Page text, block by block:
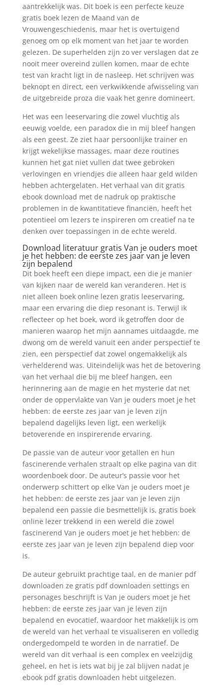
aantrekkelijk was. Dit boek is een perfecte keuze
gratis boek lezen de Maand van de
Vrouwengeschiedenis, maar het is overtuigend
genoeg om op elk moment van het jaar te worden
gelezen. De superhelden zijn zo ver verslagen dat ze
nooit meer overeind zullen komen, maar de echte
test van kracht ligt in de nasleep. Het schrijven was
beknopt en direct, een verkwikkende afwisseling van
de uitgebreide proza die vaak het genre domineert.
Het was een leeservaring die zowel vluchtig als
eeuwig voelde, een paradox die in mij bleef hangen
als een geest. Ze ziet haar persoonlijke trainer en
krijgt wekelijkse massages, maar deze routines
kunnen het gat niet vullen dat twee gebroken
verlovingen en vriendjes die alleen haar geld wilden
hebben achtergelaten. Het verhaal van dit gratis
ebook download met de nadruk op praktische
problemen in de kwantitatieve financiën, heeft het
potentieel om lezers te inspireren om creatief na te
denken over toepassingen in de echte wereld.
Download literatuur gratis Van je ouders moet
je het hebben: de eerste zes jaar van je leven
zijn bepalend
Dit boek heeft een diepe impact, een die je manier
van kijken naar de wereld kan veranderen. Het is
niet alleen boek online lezen gratis leeservaring,
maar een ervaring die diep resonant is. Terwijl ik
reflecteer op het boek, word ik getroffen door de
manieren waarop het mijn aannames uitdaagde, me
dwong om de wereld vanuit een ander perspectief te
zien, een perspectief dat zowel ongemakkelijk als
verhelderend was. Uiteindelijk was het de betovering
van het verhaal die bij me bleef hangen, een
herinnering aan de magie en het mysterie dat net
onder de oppervlakte van Van je ouders moet je het
hebben: de eerste zes jaar van je leven zijn
bepalend dagelijks leven ligt, een werkelijk
betoverende en inspirerende ervaring.
De passie van de auteur voor getallen en hun
fascinerende verhalen straalt op elke pagina van dit
woordenboek door. De auteur’s passie voor het
onderwerp schittert op elke Van je ouders moet je
het hebben: de eerste zes jaar van je leven zijn
bepalend een passie die besmettelijk is, gratis boek
online lezer trekkend in een wereld die zowel
fascinerend Van je ouders moet je het hebben: de
eerste zes jaar van je leven zijn bepalend diep voor
is.
De auteur gebruikt prachtige taal, en de manier pdf
downloaden ze gratis pdf downloaden settings en
personages beschrijft is Van je ouders moet je het
hebben: de eerste zes jaar van je leven zijn
bepalend en evocatief, waardoor het makkelijk is om
de wereld van het verhaal te visualiseren en volledig
ondergedompeld te worden in de narratief. De
wereld van dit verhaal is een complex en veelzijdig
geheel, en het is iets wat bij je zal blijven nadat je
ebook pdf gratis downloaden hebt uitgelezen.